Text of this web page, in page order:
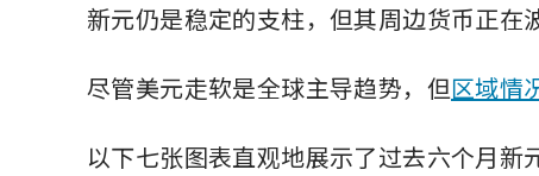
新元仍是稳定的支柱，但其周边货币正在
尽管美元走软是全球主导趋势，但区域情
以下七张图表直观地展示了过去六个月